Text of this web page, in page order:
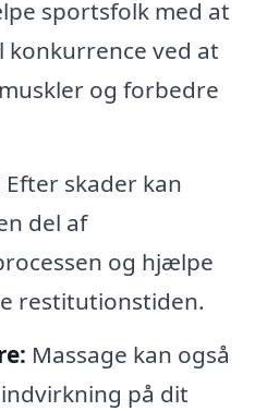
sportsfolk med at
ved at
og forbedre
Efter skader kan
del af
og hjælpe
restitutionstiden.
Massage kan også
på dit